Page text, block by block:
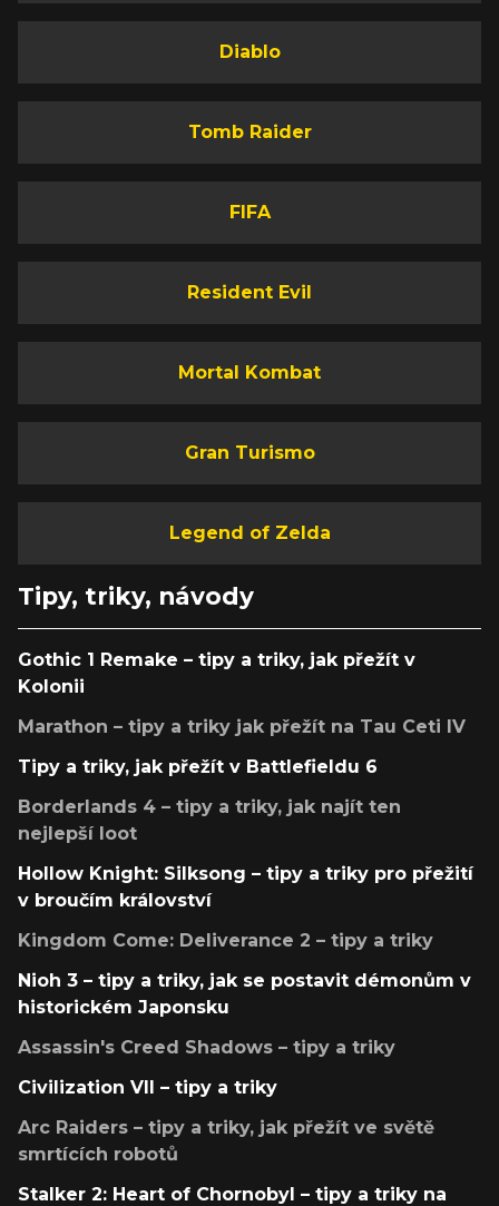
Diablo
Tomb Raider
FIFA
Resident Evil
Mortal Kombat
Gran Turismo
Legend of Zelda
Tipy, triky, návody
Gothic 1 Remake – tipy a triky, jak přežít v
Kolonii
Marathon – tipy a triky jak přežít na Tau Ceti IV
Tipy a triky, jak přežít v Battlefieldu 6
Borderlands 4 – tipy a triky, jak najít ten
nejlepší loot
Hollow Knight: Silksong – tipy a triky pro přežití
v broučím království
Kingdom Come: Deliverance 2 – tipy a triky
Nioh 3 – tipy a triky, jak se postavit démonům v
historickém Japonsku
Assassin's Creed Shadows – tipy a triky
Civilization VII – tipy a triky
Arc Raiders – tipy a triky, jak přežít ve světě
smrtících robotů
Stalker 2: Heart of Chornobyl – tipy a triky na